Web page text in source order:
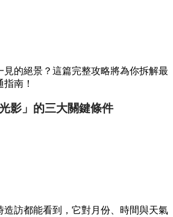
見的絕景？這篇完整攻略將為你拆解最
南！
影」的三大關鍵條件
造訪都能看到，它對月份、時間與天氣